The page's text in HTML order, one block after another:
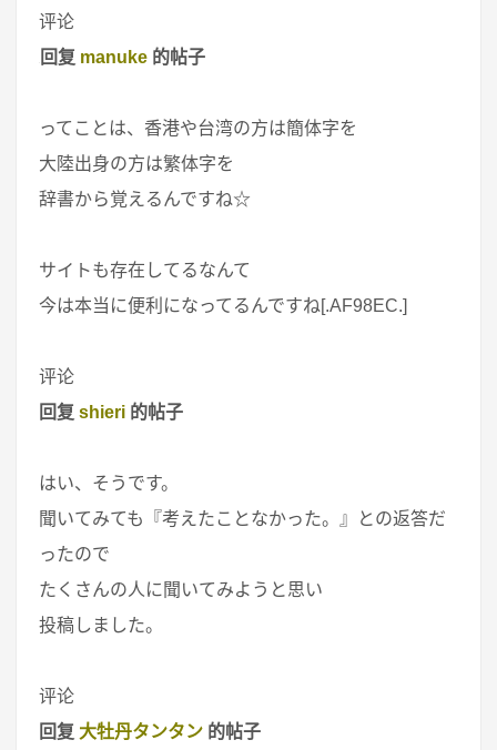
评论
回复 manuke 的帖子
ってことは、香港や台湾の方は簡体字を
大陸出身の方は繁体字を
辞書から覚えるんですね☆
サイトも存在してるなんて
今は本当に便利になってるんですね[.AF98EC.]
评论
回复 shieri 的帖子
はい、そうです。
聞いてみても『考えたことなかった。』との返答だ
ったので
たくさんの人に聞いてみようと思い
投稿しました。
评论
回复 大牡丹タンタン 的帖子